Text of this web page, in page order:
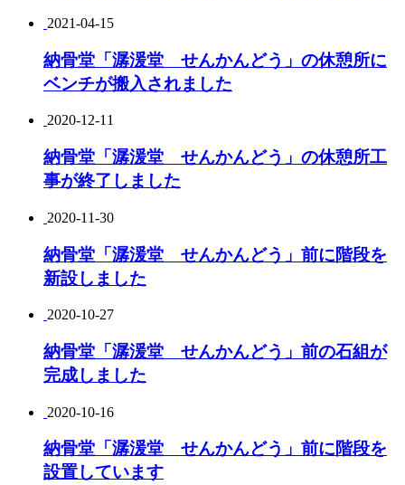
2021-04-15
納骨堂「潺湲堂 せんかんどう」の休憩所に
ベンチが搬入されました
2020-12-11
納骨堂「潺湲堂 せんかんどう」の休憩所工
事が終了しました
2020-11-30
納骨堂「潺湲堂 せんかんどう」前に階段を
新設しました
2020-10-27
納骨堂「潺湲堂 せんかんどう」前の石組が
完成しました
2020-10-16
納骨堂「潺湲堂 せんかんどう」前に階段を
設置しています